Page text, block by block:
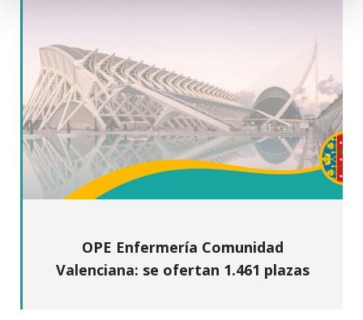
OPE Enfermería Comunidad
Valenciana: se ofertan 1.461 plazas